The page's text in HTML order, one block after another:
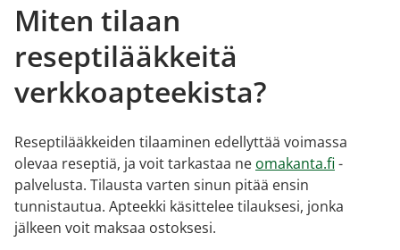
Miten tilaan
reseptilääkkeitä
verkkoapteekista?
Reseptilääkkeiden tilaaminen edellyttää voimassa
olevaa reseptiä, ja voit tarkastaa ne omakanta.fi -
palvelusta. Tilausta varten sinun pitää ensin
tunnistautua. Apteekki käsittelee tilauksesi, jonka
jälkeen voit maksaa ostoksesi.